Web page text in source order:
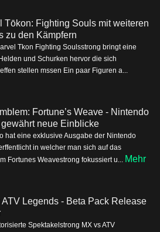
Tōkon: Fighting Souls mit weiteren
zu den Kämpfern
Tkon Fighting Soulsstrong bringt eine
und Schurken hervor die sich
stellen mssen Ein paar Figuren a...
Fortune’s Weave - Nintendo
gewährt neue Einblicke
hat eine exklusive Ausgabe der Nintendo
in welcher man sich auf das
Fortunes Weavestrong fokussiert u... Mehr
ATV Legends - Beta Pack Release
Spektakelstrong MX vs ATV